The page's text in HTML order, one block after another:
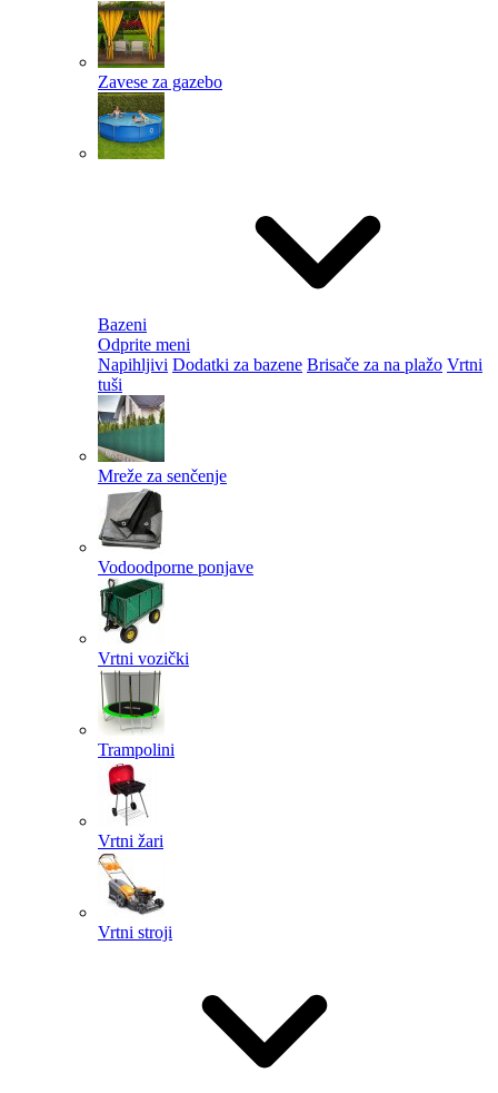
Zavese za gazebo
Bazeni
Odprite meni
Napihljivi Dodatki za bazene Brisače za na plažo Vrtni
tuši
Mreže za senčenje
Vodoodporne ponjave
Vrtni vozički
Trampolini
Vrtni žari
Vrtni stroji